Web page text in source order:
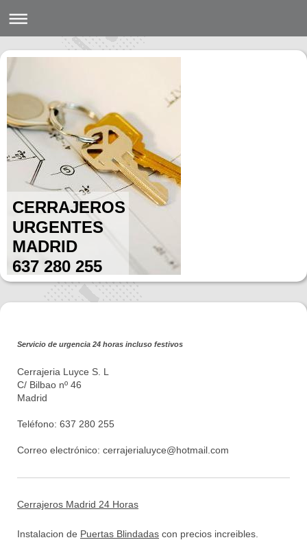
CERRAJEROS
URGENTES
MADRID
637 280 255
Servicio de urgencia 24 horas incluso festivos
Cerrajeria Luyce S. L
C/ Bilbao nº 46
Madrid
Teléfono: 637 280 255
Correo electrónico: cerrajerialuyce@hotmail.com
Cerrajeros Madrid 24 Horas
Instalacion de Puertas Blindadas con precios increibles.